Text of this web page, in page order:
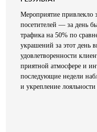
Мероприятие привлекло
посетителей — за день
трафика на 50% по
украшений за этот день
удовлетворенности
приятной атмосфере и
последующие недели
и укрепление